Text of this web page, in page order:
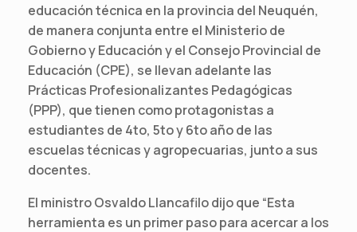
educación técnica en la provincia del Neuquén,
de manera conjunta entre el Ministerio de
Gobierno y Educación y el Consejo Provincial de
Educación (CPE), se llevan adelante las
Prácticas Profesionalizantes Pedagógicas
(PPP), que tienen como protagonistas a
estudiantes de 4to, 5to y 6to año de las
escuelas técnicas y agropecuarias, junto a sus
docentes.
El ministro Osvaldo Llancafilo dijo que “Esta
herramienta es un primer paso para acercar a los